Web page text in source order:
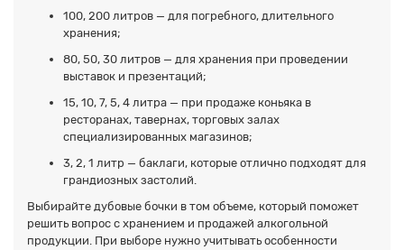
100, 200 литров — для погребного, длительного
хранения;
80, 50, 30 литров — для хранения при проведении
выставок и презентаций;
15, 10, 7, 5, 4 литра — при продаже коньяка в
ресторанах, тавернах, торговых залах
специализированных магазинов;
3, 2, 1 литр — баклаги, которые отлично подходят для
грандиозных застолий.
Выбирайте дубовые бочки в том объеме, который поможет
решить вопрос с хранением и продажей алкогольной
продукции. При выборе нужно учитывать особенности